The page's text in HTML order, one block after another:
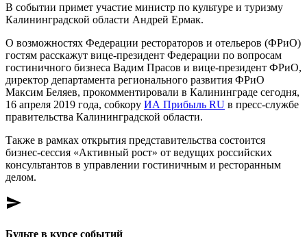
В событии примет участие министр по культуре и туризму
Калининградской области Андрей Ермак.
О возможностях Федерации рестораторов и отельеров (ФРиО)
гостям расскажут вице-президент Федерации по вопросам
гостиничного бизнеса Вадим Прасов и вице-президент ФРиО,
директор департамента регионального развития ФРиО
Максим Беляев, прокомментировали в Калининграде сегодня,
16 апреля 2019 года, собкору ИА Прибыль RU в пресс-службе
правительства Калининградской области.
Также в рамках открытия представительства состоится
бизнес-сессия «Активный рост» от ведущих российских
консультантов в управлении гостиничным и ресторанным
делом.
send
Будьте в курсе событий